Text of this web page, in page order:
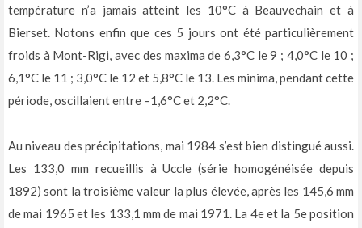
température n’a jamais atteint les 10°C à Beauvechain et à
Bierset. Notons enfin que ces 5 jours ont été particulièrement
froids à Mont-Rigi, avec des maxima de 6,3°C le 9 ; 4,0°C le 10 ;
6,1°C le 11 ; 3,0°C le 12 et 5,8°C le 13. Les minima, pendant cette
période, oscillaient entre –1,6°C et 2,2°C.
Au niveau des précipitations, mai 1984 s’est bien distingué aussi.
Les 133,0 mm recueillis à Uccle (série homogénéisée depuis
1892) sont la troisième valeur la plus élevée, après les 145,6 mm
de mai 1965 et les 133,1 mm de mai 1971. La 4e et la 5e position